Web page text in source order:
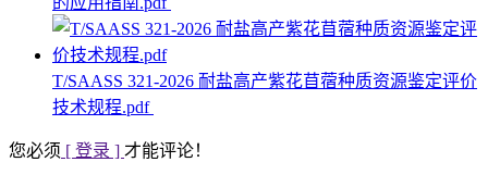
T/SAASS 321-2026 耐盐高产紫花苜蓿种质资源鉴定评价
技术规程.pdf
您必须 [ 登录 ] 才能评论！